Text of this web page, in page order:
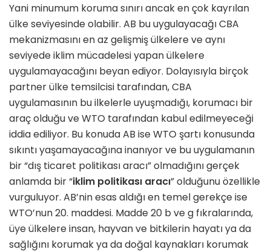
Yani minumum koruma sınırı ancak en çok kayrılan
ülke seviyesinde olabilir. AB bu uygulayacağı CBA
mekanizmasını en az gelişmiş ülkelere ve aynı
seviyede iklim mücadelesi yapan ülkelere
uygulamayacağını beyan ediyor. Dolayısıyla birçok
partner ülke temsilcisi tarafından, CBA
uygulamasının bu ilkelerle uyuşmadığı, korumacı bir
araç olduğu ve WTO tarafından kabul edilmeyeceği
iddia ediliyor. Bu konuda AB ise WTO şartı konusunda
sıkıntı yaşamayacağına inanıyor ve bu uygulamanın
bir “dış ticaret politikası aracı” olmadığını gerçek
anlamda bir “iklim politikası aracı” olduğunu özellikle
vurguluyor. AB’nin esas aldığı en temel gerekçe ise
WTO’nun 20. maddesi. Madde 20 b ve g fıkralarında,
üye ülkelere insan, hayvan ve bitkilerin hayatı ya da
sağlığını korumak ya da doğal kaynakları korumak